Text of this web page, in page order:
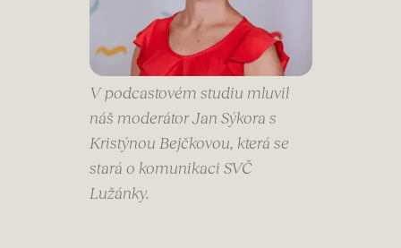
V podcastovém studiu mluvil
náš moderátor Jan Sýkora s
Kristýnou Bejčkovou, která se
stará o komunikaci SVČ
Lužánky.